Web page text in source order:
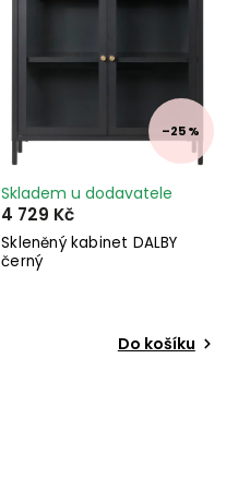
–25 %
Skleněný kabinet DALBY
černý
Skladem u dodavatele
4 729 Kč
Do košíku